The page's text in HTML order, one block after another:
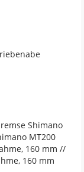
Shimano
MT200
160 mm //
160 mm